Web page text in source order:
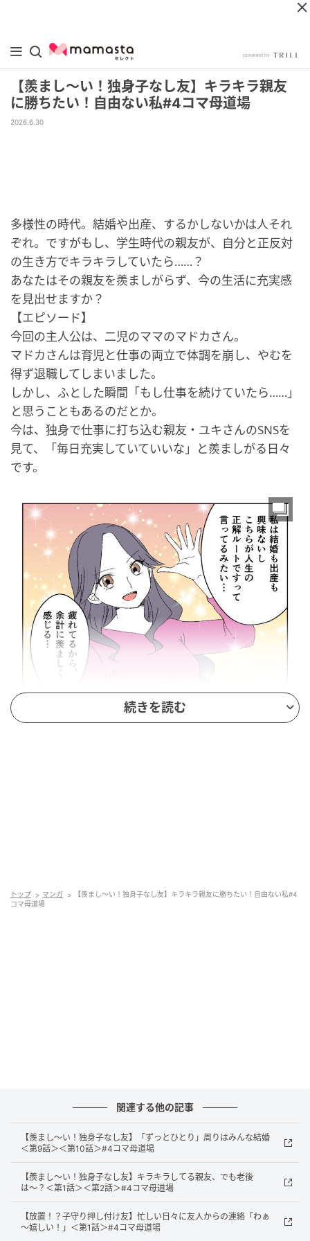
【羨まし〜い！独身子なし友】キラキラ親友
に勝ちたい！自由ない私#4コマ母道場
2026.6.30
多様性の時代。結婚や出産、するかしないかは人それ
ぞれ。ですがもし、学生時代の親友が、自分と正反対
の生き方でキラキラしていたら……？
あなたはその親友を羨ましがらず、今の生活に充実感
を見出せますか？
【エピソード】
今回の主人公は、二児のママのマドカさん。
マドカさんは育児と仕事の両立で体調を崩し、やむを
得ず退職してしまいました。
しかし、ふとした瞬間「もし仕事を続けていたら……」
と思うこともあるのだとか。
今は、独身で仕事に打ち込む親友・ユキさんのSNSを
見て、「毎日充実していていいな」と羨ましがる日々
です。
出典：select.mamastar.jp
続きを読む
トップ マンガ
【羨まし〜い！独身子なし友】キラキラ親友に勝ちたい！自由ない私#4
コマ母道場
関連する他の記事
【羨まし〜い！独身子なし友】「ずっとひとり」周りはみんな結婚
＜第9話＞＜第10話＞#4コマ母道場
【羨まし〜い！独身子なし友】キラキラしてる親友、でも老後
は〜？＜第1話＞＜第2話＞#4コマ母道場
【放置！？子守り押し付け友】忙しい日々に友人からの連絡「わぁ
～嬉しい！」＜第1話＞#4コマ母道場